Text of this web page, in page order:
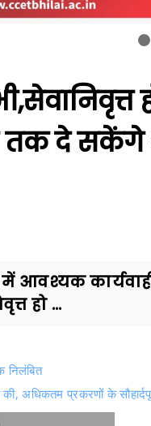
तक दे सकेंगे
आवश्यक
हो ...
निलंबित
अधिकतम प्रकरणों के